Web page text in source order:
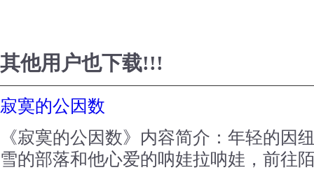
其他用户也下载!!!
寂寞的公因数
《寂寞的公因数》内容简介：年轻的因
雪的部落和他心爱的呐娃拉呐娃，前往